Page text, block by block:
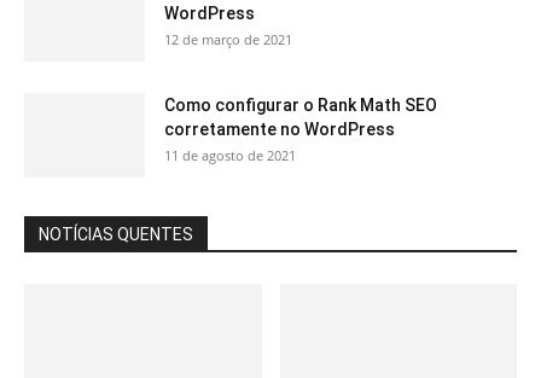
WordPress
12 de março de 2021
Como configurar o Rank Math SEO
corretamente no WordPress
11 de agosto de 2021
NOTÍCIAS QUENTES